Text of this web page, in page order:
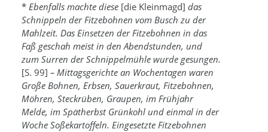
* Ebenfalls machte diese [die Kleinmagd] das
Schnippeln der Fitzebohnen vom Busch zu der
Mahlzeit. Das Einsetzen der Fitzebohnen in das
Faß geschah meist in den Abendstunden, und
zum Surren der Schnippelmühle wurde gesungen.
[S. 99] – Mittagsgerichte an Wochentagen waren
Große Bohnen, Erbsen, Sauerkraut, Fitzebohnen,
Möhren, Steckrüben, Graupen, im Frühjahr
Melde, im Spätherbst Grünkohl und einmal in der
Woche Soßekartoffeln. Eingesetzte Fitzebohnen